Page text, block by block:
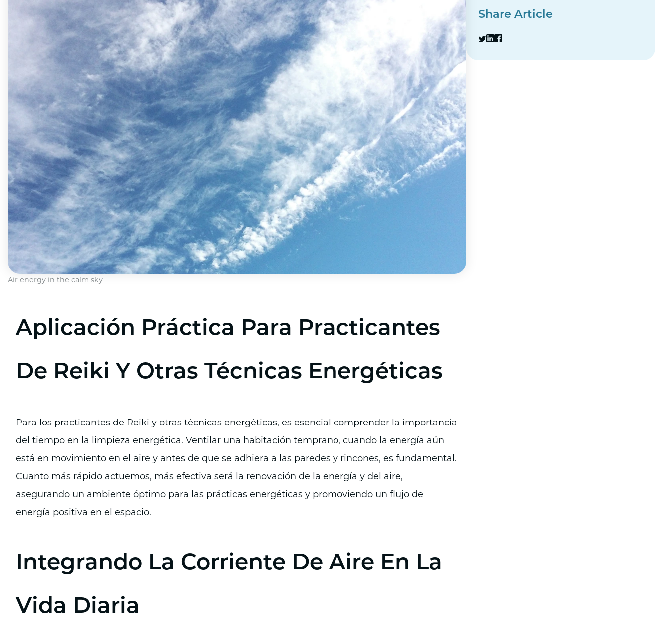
Air energy in the calm sky
Aplicación Práctica Para Practicantes
De Reiki Y Otras Técnicas Energéticas
Para los practicantes de Reiki y otras técnicas energéticas, es esencial comprender la importancia
del tiempo en la limpieza energética. Ventilar una habitación temprano, cuando la energía aún
está en movimiento en el aire y antes de que se adhiera a las paredes y rincones, es fundamental.
Cuanto más rápido actuemos, más efectiva será la renovación de la energía y del aire,
asegurando un ambiente óptimo para las prácticas energéticas y promoviendo un flujo de
energía positiva en el espacio.
Integrando La Corriente De Aire En La
Vida Diaria
Share Article